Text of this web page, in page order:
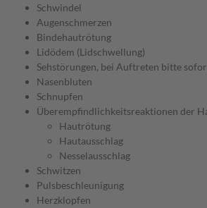
Schwindel
Augenschmerzen
Bindehautrötung
Lidödem (Lidschwellung)
Sehstörungen, bei Auftreten bitte
Nasenbluten
Schnupfen
Überempfindlichkeitsreaktionen der
Hautrötung
Hautausschlag
Nesselausschlag
Schwitzen
Pulsbeschleunigung
Herzklopfen